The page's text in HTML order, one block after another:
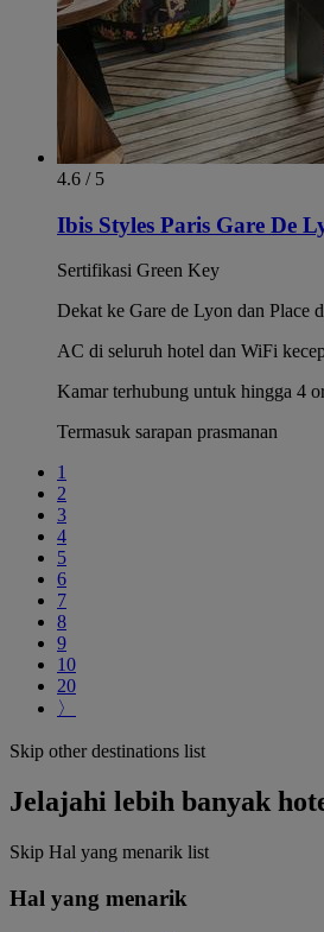
4.6 / 5
Ibis Styles Paris Gare De
Sertifikasi Green Key
Dekat ke Gare de Lyon dan Place
AC di seluruh hotel dan WiFi
Kamar terhubung untuk hingga 4
Termasuk sarapan prasmanan
1
2
3
4
5
6
7
8
9
10
20
〉
Skip other destinations list
Jelajahi lebih banyak
Skip Hal yang menarik list
Hal yang menarik